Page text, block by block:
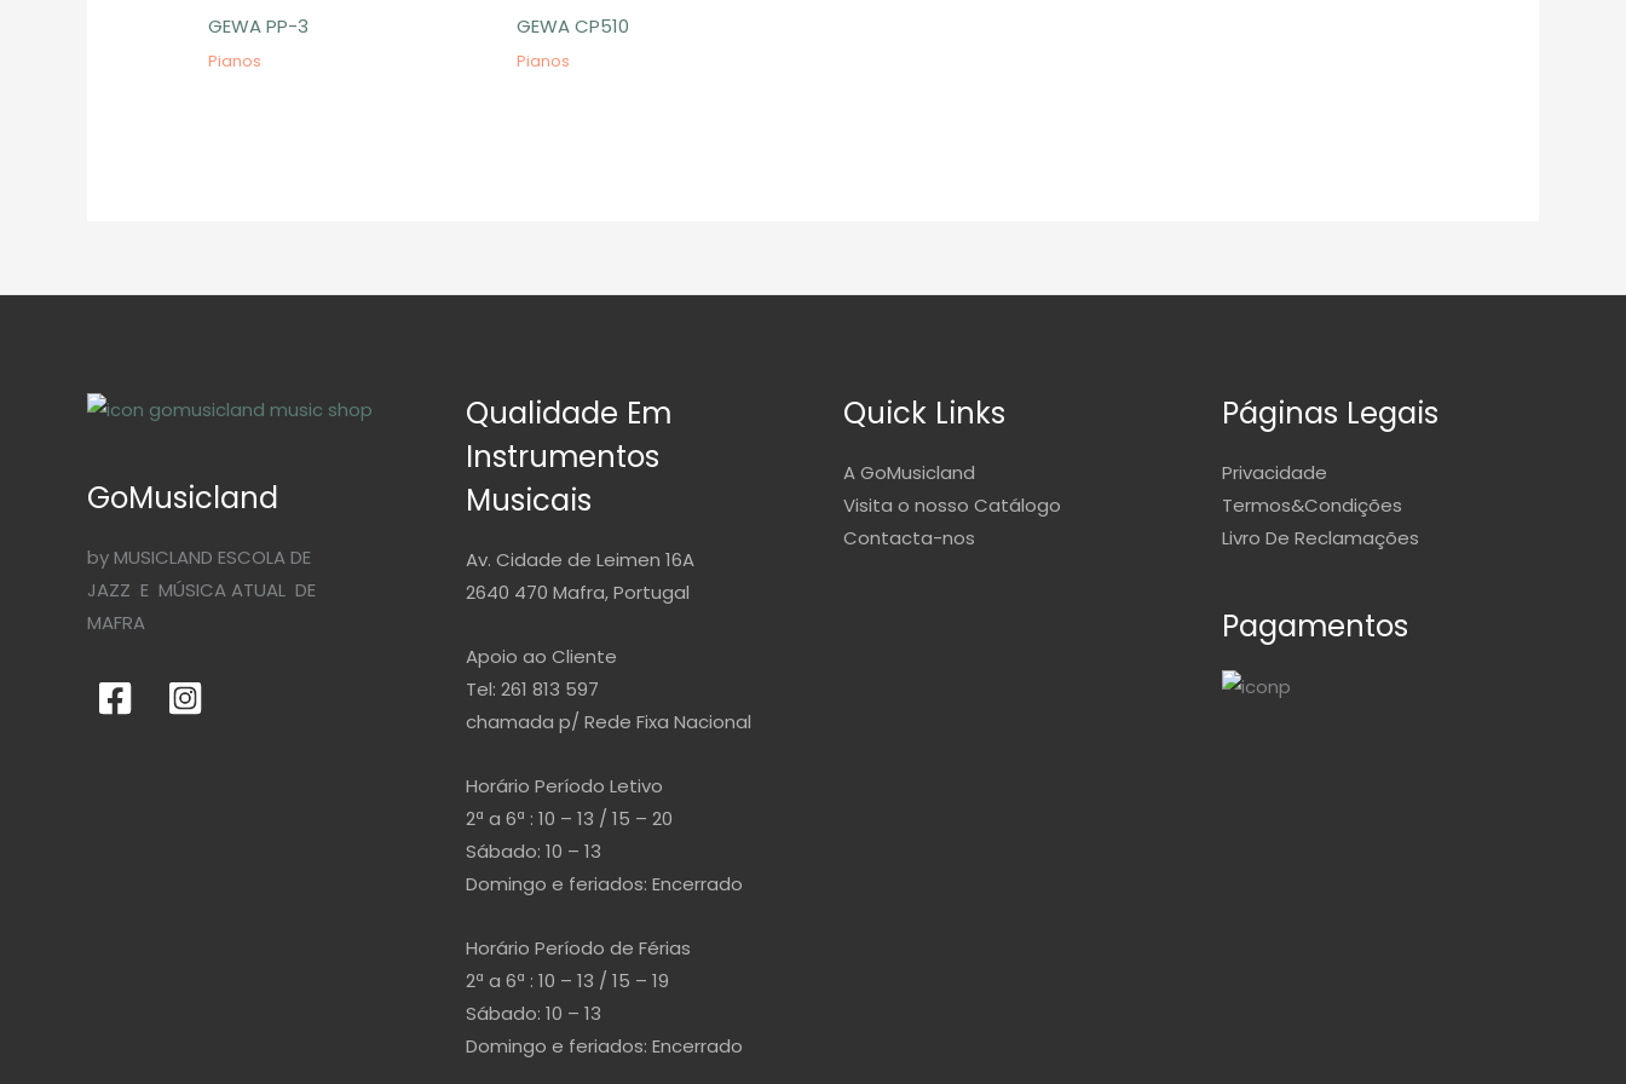
GEWA PP-3
Pianos
GEWA CP510
Pianos
GoMusicland
by MUSICLAND ESCOLA DE
JAZZ E MÚSICA ATUAL DE
MAFRA
Qualidade Em
Instrumentos
Musicais
Av. Cidade de Leimen 16A
2640 470 Mafra, Portugal
Apoio ao Cliente
Tel: 261 813 597
chamada p/ Rede Fixa Nacional
Horário Período Letivo
2ª a 6ª : 10 – 13 / 15 – 20
Sábado: 10 – 13
Domingo e feriados: Encerrado
Horário Período de Férias
2ª a 6ª : 10 – 13 / 15 – 19
Sábado: 10 – 13
Domingo e feriados: Encerrado
Quick Links
A GoMusicland
Visita o nosso Catálogo
Contacta-nos
Páginas Legais
Privacidade
Termos&Condições
Livro De Reclamações
Pagamentos